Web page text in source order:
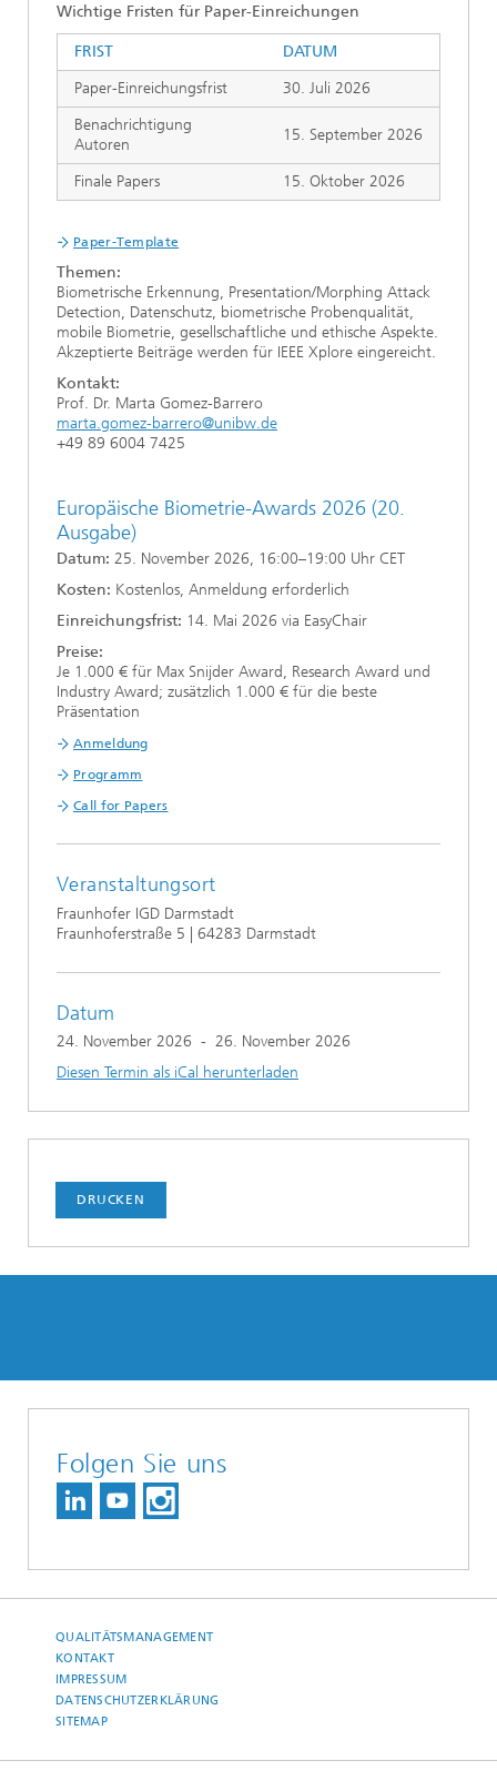
Wichtige Fristen für Paper-Einreichungen
FRIST
DATUM
Paper-Einreichungsfrist
30. Juli 2026
Benachrichtigung
Autoren
15. September 2026
Finale Papers 15. Oktober 2026
Paper-Template
Themen:
Biometrische Erkennung, Presentation/Morphing Attack
Detection, Datenschutz, biometrische Probenqualität,
mobile Biometrie, gesellschaftliche und ethische Aspekte.
Akzeptierte Beiträge werden für IEEE Xplore eingereicht.
Kontakt:
Prof. Dr. Marta Gomez-Barrero
marta.gomez-barrero@unibw.de
+49 89 6004 7425
Europäische Biometrie-Awards 2026 (20.
Ausgabe)
Datum: 25. November 2026, 16:00–19:00 Uhr CET
Kosten: Kostenlos, Anmeldung erforderlich
Einreichungsfrist: 14. Mai 2026 via EasyChair
Preise:
Je 1.000 € für Max Snijder Award, Research Award und
Industry Award; zusätzlich 1.000 € für die beste
Präsentation
Anmeldung
Programm
Call for Papers
Veranstaltungsort
Fraunhofer IGD Darmstadt
Fraunhoferstraße 5 | 64283 Darmstadt
Datum
24. November 2026 - 26. November 2026
Diesen Termin als iCal herunterladen
DRUCKEN
Folgen Sie uns
QUALITÄTSMANAGEMENT
KONTAKT
IMPRESSUM
DATENSCHUTZERKLÄRUNG
SITEMAP